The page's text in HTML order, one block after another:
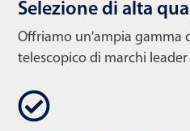
Selezione di alta
Offriamo un'ampia gamma
telescopico di marchi